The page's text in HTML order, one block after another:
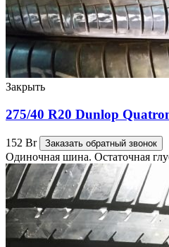
Закрыть
275/40 R20 Dunlop
152 Br Заказать обратный звонок
Одиночная шина. Остаточная